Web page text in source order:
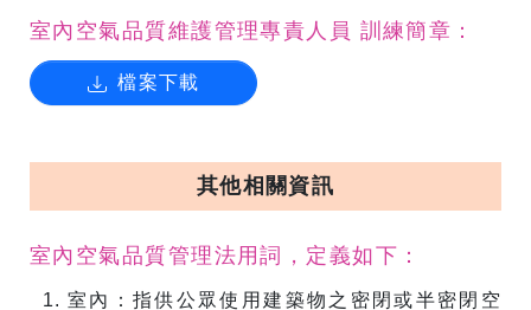
室內空氣品質維護管理專責人員 訓練簡章：
檔案下載
其他相關資訊
室內空氣品質管理法用詞，定義如下：
室內：指供公眾使用建築物之密閉或半密閉空